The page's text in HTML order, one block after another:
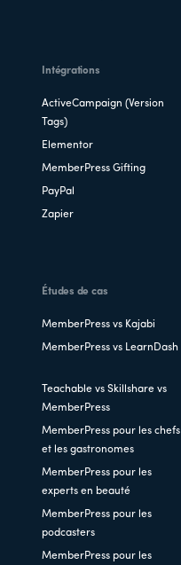
Intégrations
ActiveCampaign (Version
Tags)
Elementor
MemberPress Gifting
PayPal
Zapier
Études de cas
MemberPress vs Kajabi
MemberPress vs LearnDash
Teachable vs Skillshare vs
MemberPress
MemberPress pour les chefs
et les gastronomes
MemberPress pour les
experts en beauté
MemberPress pour les
podcasters
MemberPress pour les